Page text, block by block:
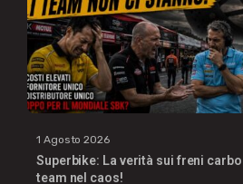
1 Agosto 2026
Superbike: La verità sui freni
team nel caos!